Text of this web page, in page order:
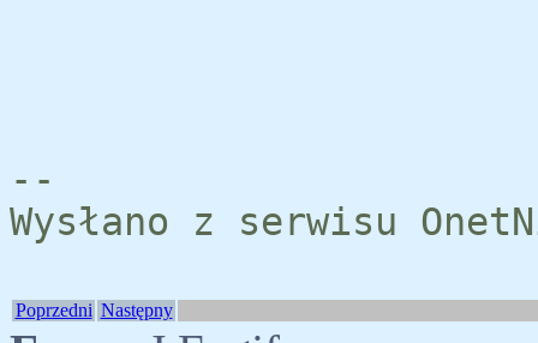
--
Wysłano z serwisu
Poprzedni Następny